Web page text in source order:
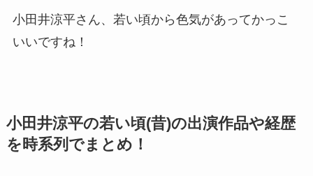
小田井涼平さん、若い頃から色気があってかっこ
いいですね！
小田井涼平の若い頃(昔)の出演作品や経歴
を時系列でまとめ！